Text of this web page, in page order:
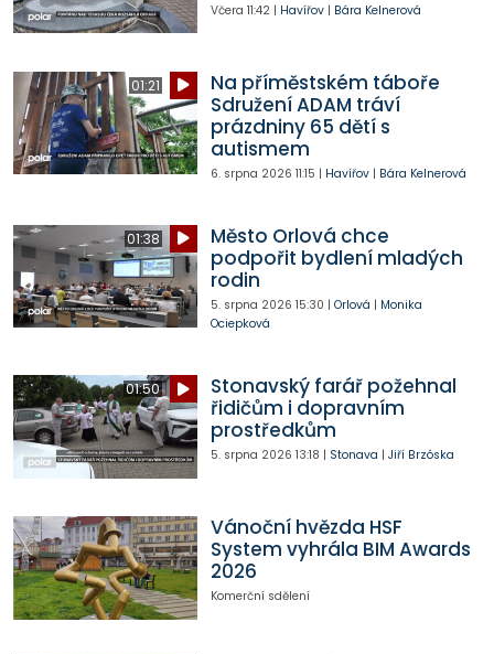
Včera 11:42| Havířov| Bára Kelnerová
01:21
Na příměstském táboře
Sdružení ADAM tráví
prázdniny 65 dětí s
autismem
6. srpna 2026 11:15 | Havířov| Bára Kelnerová
01:38
Město Orlová chce
podpořit bydlení mladých
rodin
5. srpna 2026 15:30 | Orlová | Monika
Ociepková
01:50
Stonavský farář požehnal
řidičům i dopravním
prostředkům
5. srpna 2026 13:18 | Stonava | Jiří Brzóska
Vánoční hvězda HSF
System vyhrála BIM Awards
2026
Komerční sdělení